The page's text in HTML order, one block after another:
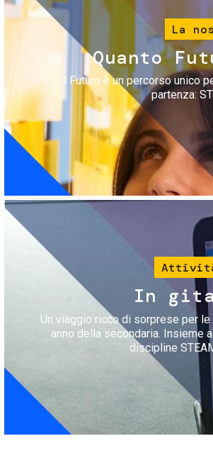
La
Quanto
Il Futuro è un percorso unico
partenza:
In
Un viaggio ricco di sorprese per
anno della secondaria. Insieme
discipline